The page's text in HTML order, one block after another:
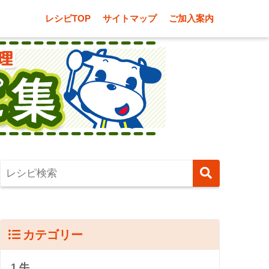
レシピTOP サイトマップ ご加入案内
カテゴリー